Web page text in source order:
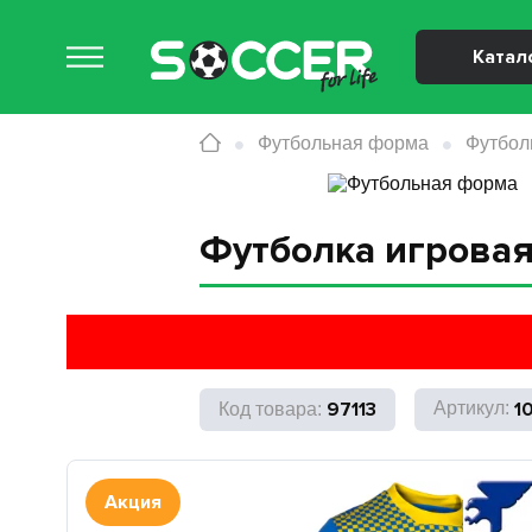
Футболка
97113
Акция
Футбольная форма